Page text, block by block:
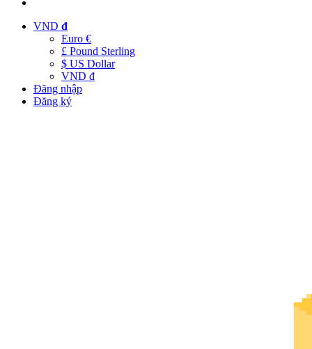
VND đ
Euro €
£ Pound Sterling
$ US Dollar
VND đ
Đăng nhập
Đăng ký